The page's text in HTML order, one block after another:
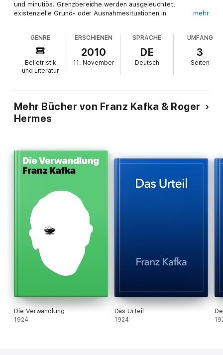
und minutiös. Grenzbereiche werden ausgeleuchtet,
existenzielle Grund- oder Ausnahmesituationen in
die Größe dieses Werks, dass es alle Möglichkeiten darbietet
und keine bestätigt« (Albert Camus).
mehr
GENRE
Belletristik
und Literatur
ERSCHIENEN
2010
11. November
SPRACHE
DE
Deutsch
UMFANG
3
Seiten
Mehr Bücher von Franz Kafka & Roger
Hermes
Die Verwandlung
1924
Das Urteil
1924